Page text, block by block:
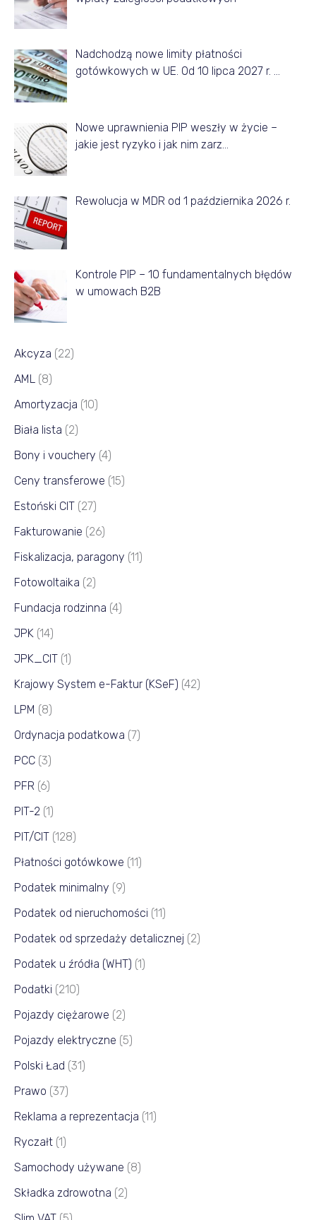
Nadchodzą nowe limity płatności
gotówkowych w UE. Od 10 lipca 2027 r. …
Nowe uprawnienia PIP weszły w życie –
jakie jest ryzyko i jak nim zarz…
Rewolucja w MDR od 1 października 2026 r.
Kontrole PIP – 10 fundamentalnych błędów
w umowach B2B
Akcyza (22)
AML (8)
Amortyzacja (10)
Biała lista (2)
Bony i vouchery (4)
Ceny transferowe (15)
Estoński CIT (27)
Fakturowanie (26)
Fiskalizacja, paragony (11)
Fotowoltaika (2)
Fundacja rodzinna (4)
JPK (14)
JPK_CIT (1)
Krajowy System e-Faktur (KSeF) (42)
LPM (8)
Ordynacja podatkowa (7)
PCC (3)
PFR (6)
PIT-2 (1)
PIT/CIT (128)
Płatności gotówkowe (11)
Podatek minimalny (9)
Podatek od nieruchomości (11)
Podatek od sprzedaży detalicznej (2)
Podatek u źródła (WHT) (1)
Podatki (210)
Pojazdy ciężarowe (2)
Pojazdy elektryczne (5)
Polski Ład (31)
Prawo (37)
Reklama a reprezentacja (11)
Ryczałt (1)
Samochody używane (8)
Składka zdrowotna (2)
n
g
o
i
e
i
ą
c
a